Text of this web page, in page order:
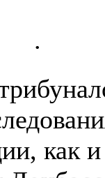
.
как